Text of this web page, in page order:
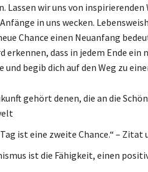
Lassen wir uns von
in uns wecken.
Chance einen Neuanfang
erkennen, dass in jedem Ende ein
und begib dich auf den Weg zu
gehört denen, die an die
Tag ist eine zweite Chance.“ –
ist die Fähigkeit, einen